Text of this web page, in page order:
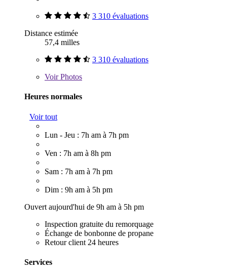
3 310 évaluations
Distance estimée
57,4 milles
3 310 évaluations
VoirPhotos
Heures normales
Voir tout
Lun - Jeu : 7h am à 7h pm
Ven : 7h am à 8h pm
Sam : 7h am à 7h pm
Dim : 9h am à 5h pm
Ouvert aujourd'hui de 9h am à 5h pm
Inspection gratuite du remorquage
Échange de bonbonne de propane
Retour client 24 heures
Services